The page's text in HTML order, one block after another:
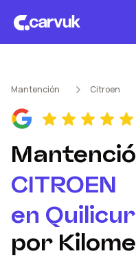
Mantención kilometraje
Revisión técnica
Mantención Citroen
CITROEN
en
por